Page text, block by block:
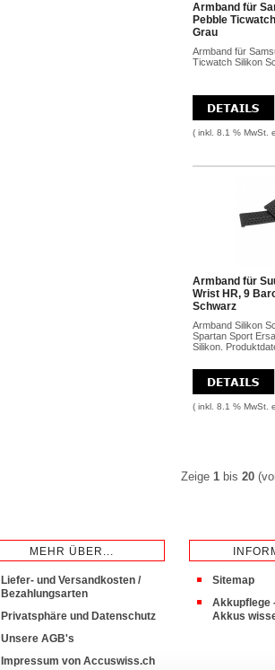
Armband für
Pebble
Grau
Armband für
Ticwatch Silikon
( inkl. 8.1 % MwSt.
Armband für
Wrist HR, 9
Schwarz
Armband Silikon
Spartan Sport
Silikon.
( inkl. 8.1 % MwSt.
Zeige 1 bis 20
MEHR ÜBER...
Liefer- und Versandkosten /
Bezahlungsarten
Privatsphäre und Datenschutz
Unsere AGB's
Impressum von Accuswiss.ch
Sitemap
Akkupflege
Akkus